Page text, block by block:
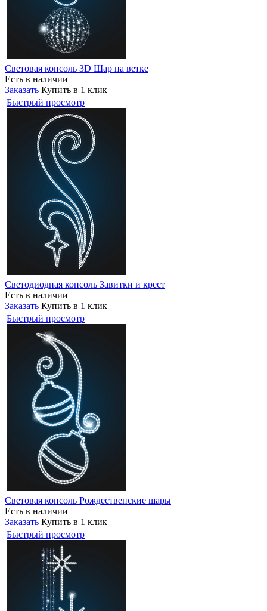
Световая консоль 3D Шар на ветке
Есть в наличии
Заказать Купить в 1 клик
Быстрый просмотр
Светодиодная консоль Завитки и крест
Есть в наличии
Заказать Купить в 1 клик
Быстрый просмотр
Световая консоль Рождественские шары
Есть в наличии
Заказать Купить в 1 клик
Быстрый просмотр